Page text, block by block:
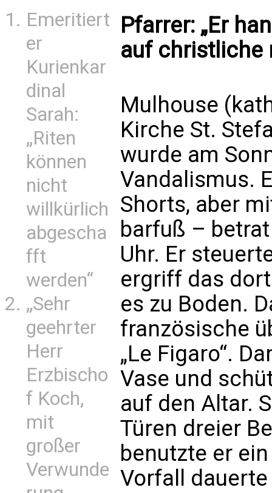
Emeritiert
er
Kurienkar
dinal
Sarah:
„Riten
können
nicht
willkürlich
abgescha
fft
werden“
„Sehr
geehrter
Herr
Erzbischo
f Koch,
mit
großer
Verwunde
Pfarrer: „Er
auf christliche
Mulhouse
Kirche St.
wurde am
Vandalismus.
Shorts, aber
barfuß –
Uhr. Er
ergriff das
es zu Boden.
französische
„Le Figaro“.
Vase und
auf den Altar.
Türen dreier
benutzte er
Vorfall